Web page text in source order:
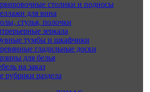
столики и подносы
для вина
стулья, полочки
зеркала
тумбы и шкафчики
гладильные доски
для белья
на заказ
рубрики раздела